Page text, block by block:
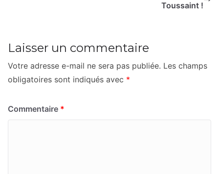
Toussaint !
Laisser un commentaire
Votre adresse e-mail ne sera pas publiée. Les champs
obligatoires sont indiqués avec *
Commentaire *